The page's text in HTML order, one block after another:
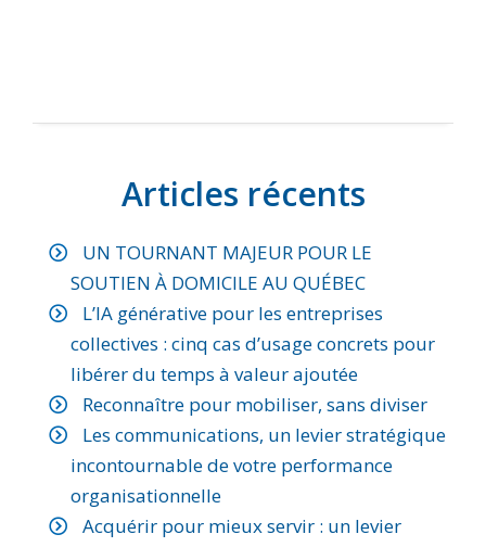
Articles récents
UN TOURNANT MAJEUR POUR LE
SOUTIEN À DOMICILE AU QUÉBEC
L’IA générative pour les entreprises
collectives : cinq cas d’usage concrets pour
libérer du temps à valeur ajoutée
Reconnaître pour mobiliser, sans diviser
Les communications, un levier stratégique
incontournable de votre performance
organisationnelle
Acquérir pour mieux servir : un levier